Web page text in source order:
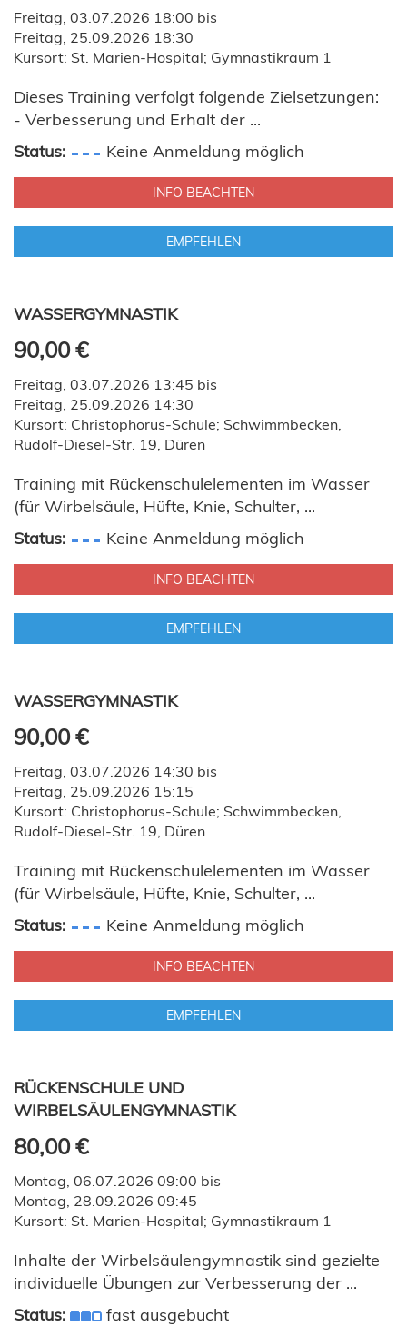
Freitag, 03.07.2026 18:00 bis
Freitag, 25.09.2026 18:30
Kursort: St. Marien-Hospital; Gymnastikraum 1
Dieses Training verfolgt folgende Zielsetzungen:
- Verbesserung und Erhalt der ...
Status:
Keine Anmeldung möglich
INFO BEACHTEN
EMPFEHLEN
WASSERGYMNASTIK
90,00 €
Freitag, 03.07.2026 13:45 bis
Freitag, 25.09.2026 14:30
Kursort: Christophorus-Schule; Schwimmbecken,
Rudolf-Diesel-Str. 19, Düren
Training mit Rückenschulelementen im Wasser
(für Wirbelsäule, Hüfte, Knie, Schulter, ...
Status:
Keine Anmeldung möglich
INFO BEACHTEN
EMPFEHLEN
WASSERGYMNASTIK
90,00 €
Freitag, 03.07.2026 14:30 bis
Freitag, 25.09.2026 15:15
Kursort: Christophorus-Schule; Schwimmbecken,
Rudolf-Diesel-Str. 19, Düren
Training mit Rückenschulelementen im Wasser
(für Wirbelsäule, Hüfte, Knie, Schulter, ...
Status:
Keine Anmeldung möglich
INFO BEACHTEN
EMPFEHLEN
RÜCKENSCHULE UND
WIRBELSÄULENGYMNASTIK
80,00 €
Montag, 06.07.2026 09:00 bis
Montag, 28.09.2026 09:45
Kursort: St. Marien-Hospital; Gymnastikraum 1
Inhalte der Wirbelsäulengymnastik sind gezielte
individuelle Übungen zur Verbesserung der ...
Status:
fast ausgebucht